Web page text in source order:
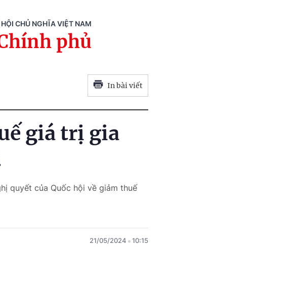
CHỦ NGHĨA VIỆT NAM
phủ
In bài viết
giá trị gia
quyết của Quốc hội về giảm thuế
21/05/2024 10:15